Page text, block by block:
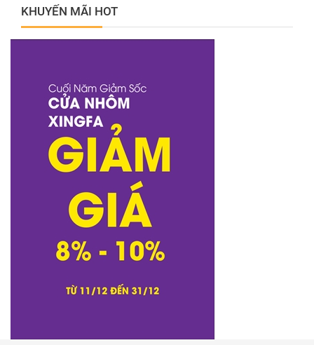
KHUYẾN MÃI HOT